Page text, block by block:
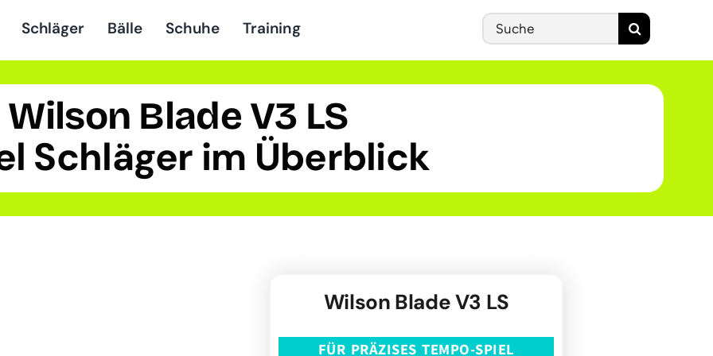
Schläger Bälle Schuhe Training
Search
for:
Wilson Blade V3 LS
Schläger im Überblick
Wilson Blade V3 LS
FÜR PRÄZISES TEMPO-SPIEL